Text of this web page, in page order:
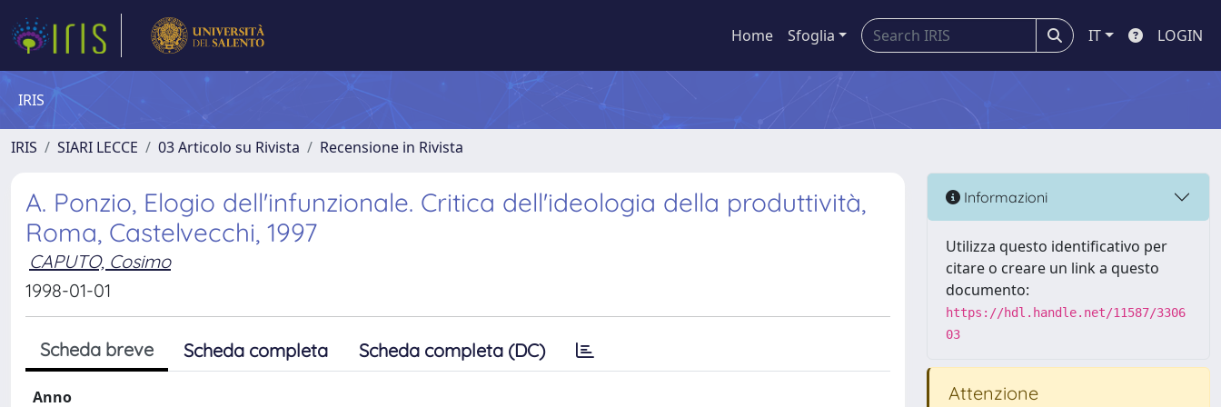
Home Sfoglia IT LOGIN
IRIS
IRIS SIARI LECCE 03 Articolo su Rivista Recensione in Rivista
A. Ponzio, Elogio dell'infunzionale. Critica dell'ideologia della produttività,
Roma, Castelvecchi, 1997
CAPUTO, Cosimo
1998-01-01
Scheda breve Scheda completa Scheda completa (DC)
Anno
Informazioni
Utilizza questo identificativo per
citare o creare un link a questo
documento:
https://hdl.handle.net/11587/3306
03
Attenzione